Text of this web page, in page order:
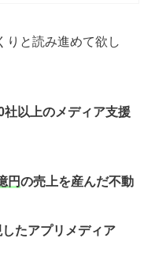
りと読み進めて欲し
社以上のメディア支援
円の売上を産んだ不動
たアプリメディア